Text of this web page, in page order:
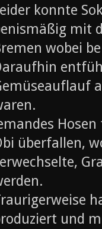
konnte
mit
wobei
überfallen,
und